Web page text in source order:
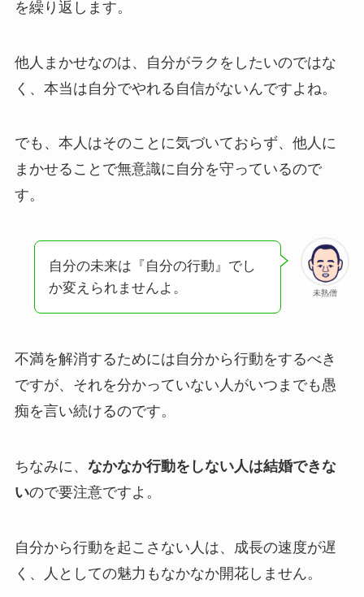
を繰り返します。
他人まかせなのは、自分がラクをしたいのではな
く、本当は自分でやれる自信がないんですよね。
でも、本人はそのことに気づいておらず、他人に
まかせることで無意識に自分を守っているので
す。
未熟僧
自分の未来は『自分の行動』でし
か変えられませんよ。
不満を解消するためには自分から行動をするべき
ですが、それを分かっていない人がいつまでも愚
痴を言い続けるのです。
ちなみに、 なかなか行動をしない人は結婚できな
いので要注意ですよ。
自分から行動を起こさない人は、成長の速度が遅
く、人としての魅力もなかなか開花しません。